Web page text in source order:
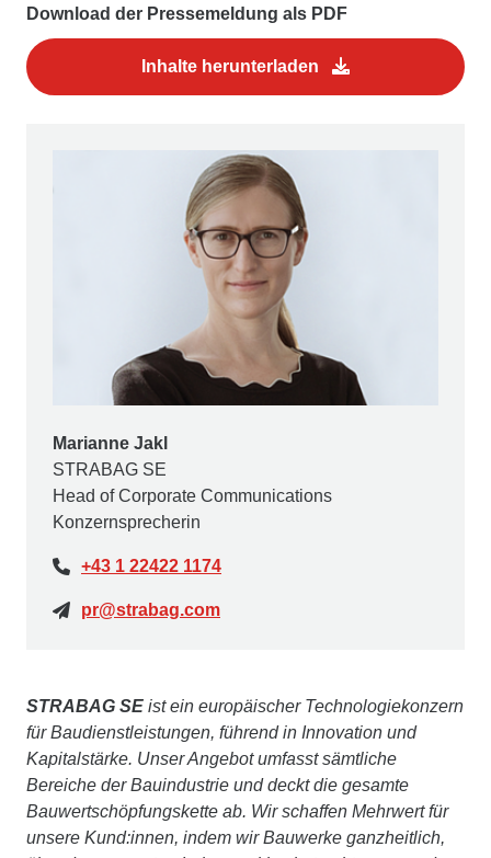
Download der Pressemeldung als PDF
Inhalte herunterladen
Marianne Jakl
STRABAG SE
Head of Corporate Communications
Konzernsprecherin
+43 1 22422 1174
pr@strabag.com
STRABAG SE ist ein europäischer Technologiekonzern
für Baudienstleistungen, führend in Innovation und
Kapitalstärke. Unser Angebot umfasst sämtliche
Bereiche der Bauindustrie und deckt die gesamte
Bauwertschöpfungskette ab. Wir schaffen Mehrwert für
unsere Kund:innen, indem wir Bauwerke ganzheitlich,